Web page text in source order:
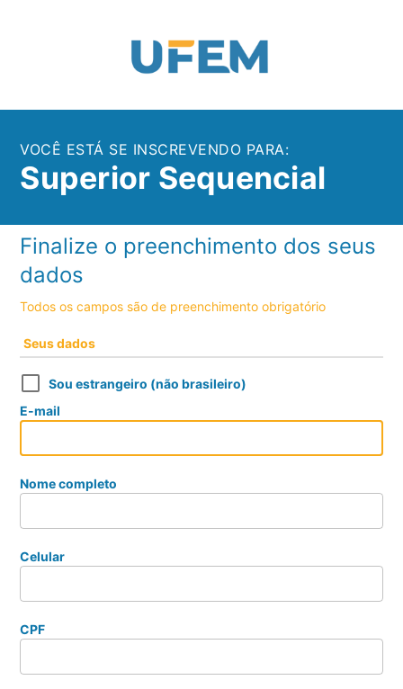
VOCÊ ESTÁ SE INSCREVENDO PARA:
Superior Sequencial
Finalize o preenchimento dos seus
dados
Todos os campos são de preenchimento obrigatório
Seus dados
Sou estrangeiro (não brasileiro)
E-mail
Nome completo
Celular
CPF